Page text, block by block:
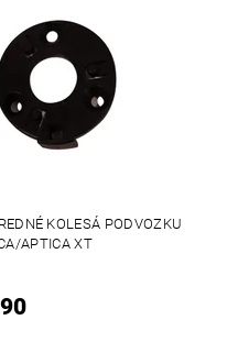
KOLESÁ PODVOZKU
APTICA XT